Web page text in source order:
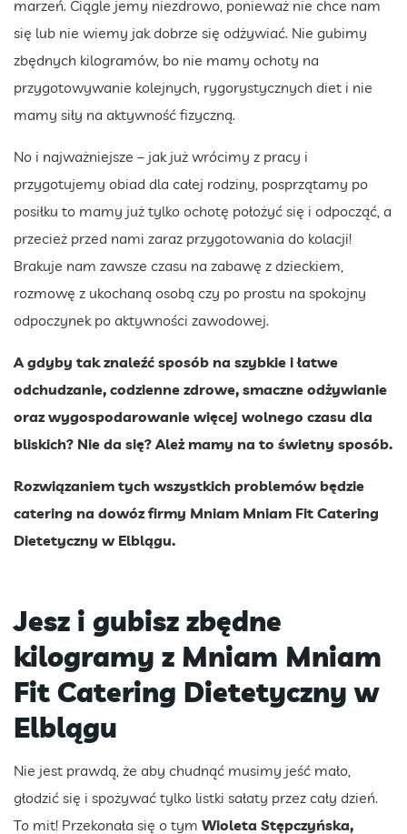
marzeń. Ciągle jemy niezdrowo, ponieważ nie chce nam
się lub nie wiemy jak dobrze się odżywiać. Nie gubimy
zbędnych kilogramów, bo nie mamy ochoty na
przygotowywanie kolejnych, rygorystycznych diet i nie
mamy siły na aktywność fizyczną.
No i najważniejsze – jak już wrócimy z pracy i
przygotujemy obiad dla całej rodziny, posprzątamy po
posiłku to mamy już tylko ochotę położyć się i odpocząć, a
przecież przed nami zaraz przygotowania do kolacji!
Brakuje nam zawsze czasu na zabawę z dzieckiem,
rozmowę z ukochaną osobą czy po prostu na spokojny
odpoczynek po aktywności zawodowej.
A gdyby tak znaleźć sposób na szybkie i łatwe
odchudzanie, codzienne zdrowe, smaczne odżywianie
oraz wygospodarowanie więcej wolnego czasu dla
bliskich? Nie da się? Ależ mamy na to świetny sposób.
Rozwiązaniem tych wszystkich problemów będzie
catering na dowóz firmy Mniam Mniam Fit Catering
Dietetyczny w Elblągu.
Jesz i gubisz zbędne
kilogramy z Mniam Mniam
Fit Catering Dietetyczny w
Elblągu
Nie jest prawdą, że aby chudnąć musimy jeść mało,
głodzić się i spożywać tylko listki sałaty przez cały dzień.
To mit! Przekonała się o tym Wioleta Stępczyńska,